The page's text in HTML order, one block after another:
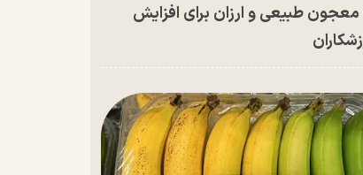
طبیعی و ارزان برای افزایش